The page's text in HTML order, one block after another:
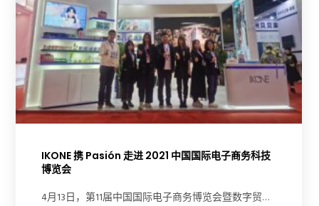
IKONE 携 Pasión 走进 2021 中国国际电子商务科技
博览会
4月13日，第11届中国国际电子商务博览会暨数字贸…